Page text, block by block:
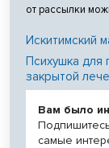
от рассылки
Искитимский
Психушка для
закрытой
Вам было
самые